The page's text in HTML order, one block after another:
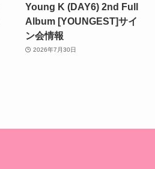
Young K (DAY6) 2nd Full
Album [YOUNGEST]サイ
ン会情報
2026年7月30日